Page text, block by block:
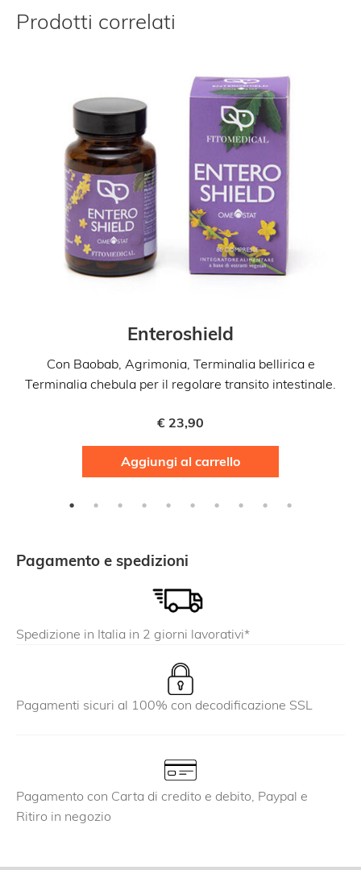
Prodotti correlati
Enteroshield
Con Baobab, Agrimonia, Terminalia bellirica e
Terminalia chebula per il regolare transito intestinale.
€ 23,90
Aggiungi al carrello
Pagamento e spedizioni
Spedizione in Italia in 2 giorni lavorativi*
Pagamenti sicuri al 100% con decodificazione SSL
Pagamento con Carta di credito e debito, Paypal e
Ritiro in negozio